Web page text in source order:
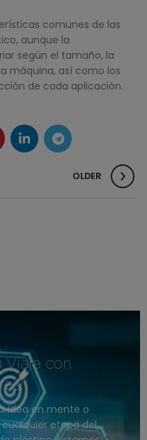
comunes de las
aunque la
según el tamaño, la
máquina, así como los
de cada aplicación.
OLDER
Viaje con
idea en mente o
etapa del